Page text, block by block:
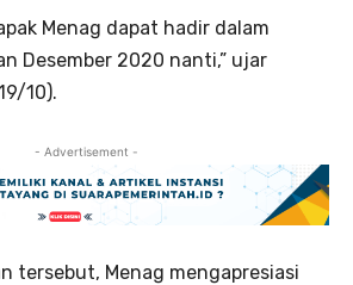
Menag dapat hadir dalam
Desember 2020 nanti,” ujar
10).
- Advertisement -
tersebut, Menag mengapresiasi